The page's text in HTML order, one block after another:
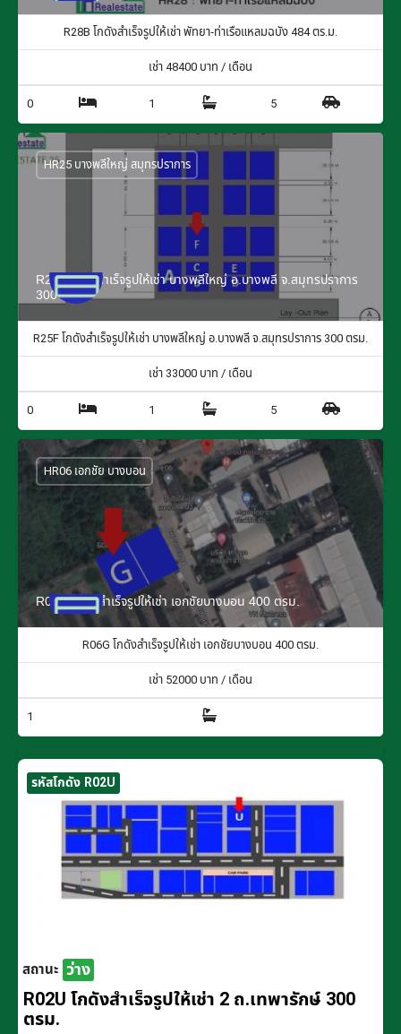
R28B โกดังสำเร็จรูปให้เช่า พัทยา-ท่าเรือแหลมฉบัง 484 ตร.ม.
เช่า48400 บาท / เดือน
0 1 5
R25F โกดังสำเร็จรูปให้เช่า บางพลีใหญ่ อ.บางพลี จ.สมุทรปราการ
300 ตรม.
HR25 บางพลีใหญ่ สมุทรปราการ
R25F โกดังสำเร็จรูปให้เช่า บางพลีใหญ่ อ.บางพลี จ.สมุทรปราการ 300 ตรม.
เช่า 33000 บาท / เดือน
0 1 5
R06G โกดังสำเร็จรูปให้เช่า เอกชัยบางบอน 400 ตรม.
HR06 เอกชัย บางบอน
R06G โกดังสำเร็จรูปให้เช่า เอกชัยบางบอน 400 ตรม.
เช่า 52000 บาท / เดือน
1
รหัสโกดัง R02U
สถานะ ว่าง
R02U โกดังสำเร็จรูปให้เช่า 2 ถ.เทพารักษ์ 300
ตรม.